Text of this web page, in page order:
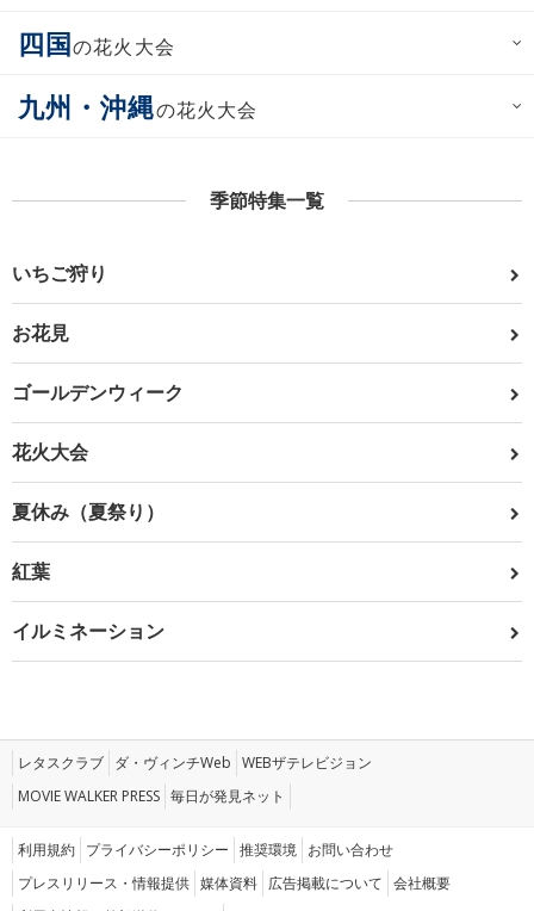
四国の花火大会
九州・沖縄の花火大会
季節特集一覧
いちご狩り
お花見
ゴールデンウィーク
花火大会
夏休み（夏祭り）
紅葉
イルミネーション
レタスクラブ ダ・ヴィンチWeb WEBザテレビジョン
MOVIE WALKER PRESS 毎日が発見ネット
利用規約 プライバシーポリシー 推奨環境 お問い合わせ
プレスリリース・情報提供 媒体資料 広告掲載について 会社概要